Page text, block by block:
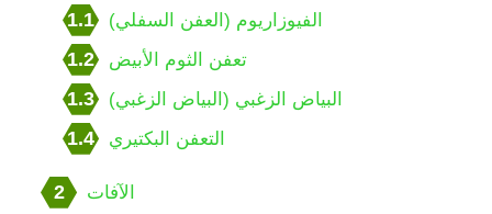
1.1 الفيوزاريوم (العفن السفلي)
1.2 تعفن الثوم الأبيض
1.3 البياض الزغبي (البياض الزغبي)
1.4 التعفن البكتيري
2 الآفات